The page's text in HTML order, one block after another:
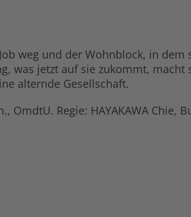
weg und der Wohnblock, in
was jetzt auf sie zukommt, macht
alternde Gesellschaft.
Regie: HAYAKAWA Chie,